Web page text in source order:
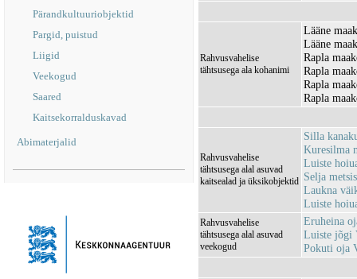
Pärandkultuuriobjektid
Pargid, puistud
Liigid
Veekogud
Saared
Kaitsekorralduskavad
Abimaterjalid
Rahvusvahelise
tähtsusega ala kohanimi
Lääne
Lääne
Rapla
Rapla
Rapla
Rapla
Rahvusvahelise
tähtsusega alal asuvad
kaitsealad ja üksikobjektid
Silla
Kuresilma
Luiste
Selja
Laukna
Luiste
Rahvusvahelise
tähtsusega alal asuvad
veekogud
Eruheina
Luiste jõgi
Pokuti oja